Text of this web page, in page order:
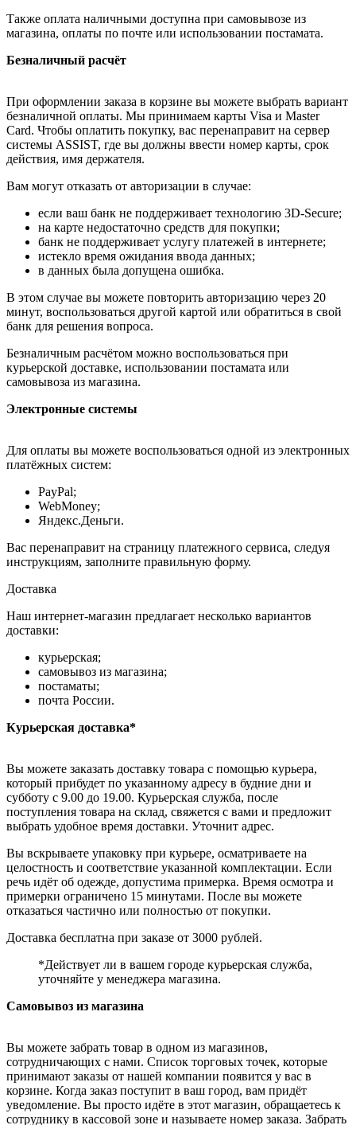
Также оплата наличными доступна при самовывозе из
магазина, оплаты по почте или использовании постамата.
Безналичный расчёт
При оформлении заказа в корзине вы можете выбрать вариант
безналичной оплаты. Мы принимаем карты Visa и Master
Card. Чтобы оплатить покупку, вас перенаправит на сервер
системы ASSIST, где вы должны ввести номер карты, срок
действия, имя держателя.
Вам могут отказать от авторизации в случае:
если ваш банк не поддерживает технологию 3D-Secure;
на карте недостаточно средств для покупки;
банк не поддерживает услугу платежей в интернете;
истекло время ожидания ввода данных;
в данных была допущена ошибка.
В этом случае вы можете повторить авторизацию через 20
минут, воспользоваться другой картой или обратиться в свой
банк для решения вопроса.
Безналичным расчётом можно воспользоваться при
курьерской доставке, использовании постамата или
самовывоза из магазина.
Электронные системы
Для оплаты вы можете воспользоваться одной из электронных
платёжных систем:
PayPal;
WebMoney;
Яндекс.Деньги.
Вас перенаправит на страницу платежного сервиса, следуя
инструкциям, заполните правильную форму.
Доставка
Наш интернет-магазин предлагает несколько вариантов
доставки:
курьерская;
самовывоз из магазина;
постаматы;
почта России.
Курьерская доставка*
Вы можете заказать доставку товара с помощью курьера,
который прибудет по указанному адресу в будние дни и
субботу с 9.00 до 19.00. Курьерская служба, после
поступления товара на склад, свяжется с вами и предложит
выбрать удобное время доставки. Уточнит адрес.
Вы вскрываете упаковку при курьере, осматриваете на
целостность и соответствие указанной комплектации. Если
речь идёт об одежде, допустима примерка. Время осмотра и
примерки ограничено 15 минутами. После вы можете
отказаться частично или полностью от покупки.
Доставка бесплатна при заказе от 3000 рублей.
*Действует ли в вашем городе курьерская служба,
уточняйте у менеджера магазина.
Самовывоз из магазина
Вы можете забрать товар в одном из магазинов,
сотрудничающих с нами. Список торговых точек, которые
принимают заказы от нашей компании появится у вас в
корзине. Когда заказ поступит в ваш город, вам придёт
уведомление. Вы просто идёте в этот магазин, обращаетесь к
сотруднику в кассовой зоне и называете номер заказа. Забрать